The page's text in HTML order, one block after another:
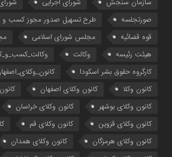
صورتجلسه
طرح تسهیل صدور مجوز کسب و
قوه قضائیه
مجلس شورای اسلامی
هیئت رئیسه
وکالت
کارگروه حقوق بشر اسکودا
کانون وکلا
کانون وکلای اصفهان
کانون وکلای بوشهر
کانون وکلای خراسان
کانون وکلای قزوین
کانون وکلای قم
کانون وکلای هرمزگان
کانون وکلای همدان